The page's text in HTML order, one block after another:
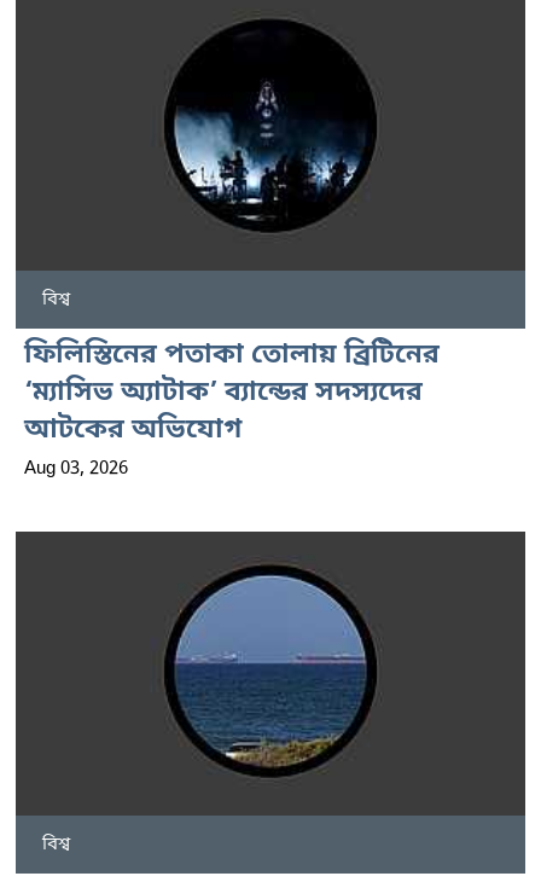
বিশ্ব
ফিলিস্তিনের পতাকা তোলায় ব্রিটিনের
‘ম্যাসিভ অ্যাটাক’ ব্যান্ডের সদস্যদের
আটকের অভিযোগ
Aug 03, 2026
বিশ্ব